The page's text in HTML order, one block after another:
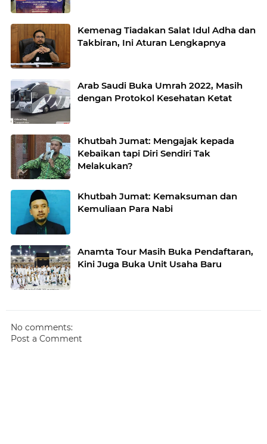
Kemenag Tiadakan Salat Idul Adha dan
Takbiran, Ini Aturan Lengkapnya
Arab Saudi Buka Umrah 2022, Masih
dengan Protokol Kesehatan Ketat
Khutbah Jumat: Mengajak kepada
Kebaikan tapi Diri Sendiri Tak
Melakukan?
Khutbah Jumat: Kemaksuman dan
Kemuliaan Para Nabi
Anamta Tour Masih Buka Pendaftaran,
Kini Juga Buka Unit Usaha Baru
No comments:
Post a Comment